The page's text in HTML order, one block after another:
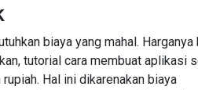
biaya yang mahal. Harganya
tutorial cara membuat aplikasi
Hal ini dikarenakan biaya